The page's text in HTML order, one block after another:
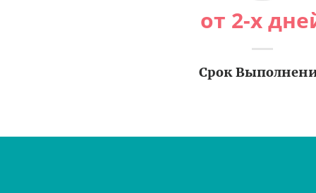
от 2-х
Срок